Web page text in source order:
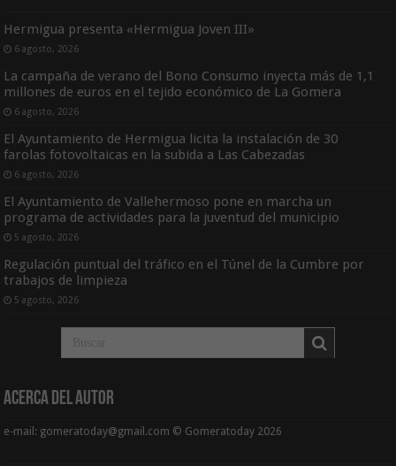
Hermigua presenta «Hermigua Joven III»
6 agosto, 2026
La campaña de verano del Bono Consumo inyecta más de 1,1
millones de euros en el tejido económico de La Gomera
6 agosto, 2026
El Ayuntamiento de Hermigua licita la instalación de 30
farolas fotovoltaicas en la subida a Las Cabezadas
6 agosto, 2026
El Ayuntamiento de Vallehermoso pone en marcha un
programa de actividades para la juventud del municipio
5 agosto, 2026
Regulación puntual del tráfico en el Túnel de la Cumbre por
trabajos de limpieza
5 agosto, 2026
Acerca del Autor
e-mail: gomeratoday@gmail.com © Gomeratoday 2026